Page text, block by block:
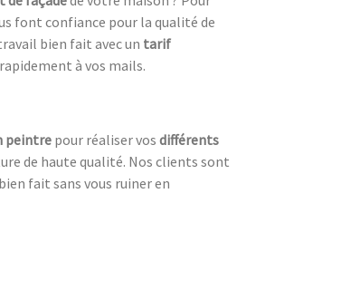
font confiance pour la qualité de
bien fait avec un tarif
à vos mails.
peintre pour réaliser vos différents
de haute qualité. Nos clients sont
fait sans vous ruiner en